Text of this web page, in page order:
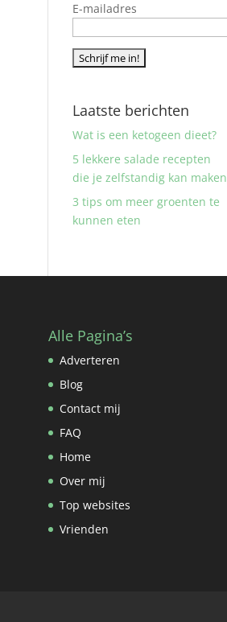
E-mailadres
Laatste berichten
Wat is een ketogeen dieet?
5 lekkere salade recepten
die je zelfstandig kan maken
3 tips om meer groenten te
kunnen eten
Alle Pagina’s
Adverteren
Blog
Contact mij
FAQ
Home
Over mij
Top websites
Vrienden